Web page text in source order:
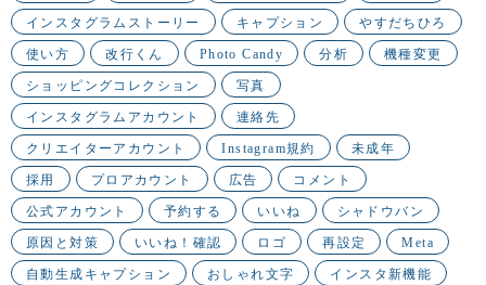
インスタグラムストーリー キャプション やすだちひろ
使い方 改行くん Photo Candy 分析 機種変更
ショッピングコレクション 写真
インスタグラムアカウント 連絡先
クリエイターアカウント Instagram規約 未成年
採用 プロアカウント 広告 コメント
公式アカウント 予約する いいね シャドウバン
原因と対策 いいね！確認 ロゴ 再設定 Meta
自動生成キャプション おしゃれ文字 インスタ新機能